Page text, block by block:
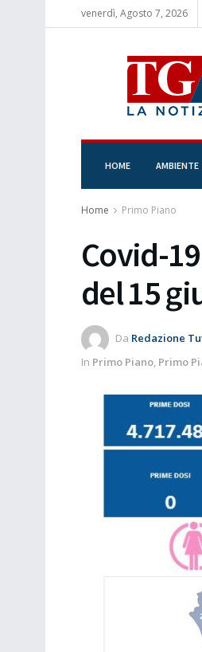
venerdì, Agosto 7, 2026
HOME AMBIENTE
Home Primo Piano
Covid-
del 15
Da Redazione
In Primo Piano, Primo